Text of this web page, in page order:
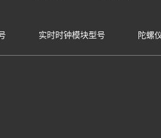
实时时钟模块型号 陀螺